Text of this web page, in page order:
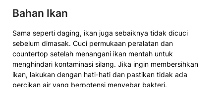
Bahan Ikan
Sama seperti daging, ikan juga sebaiknya tidak dicuci
sebelum dimasak. Cuci permukaan peralatan dan
countertop setelah menangani ikan mentah untuk
menghindari kontaminasi silang. Jika ingin membersihkan
ikan, lakukan dengan hati-hati dan pastikan tidak ada
percikan air yang berpotensi menyebar bakteri.